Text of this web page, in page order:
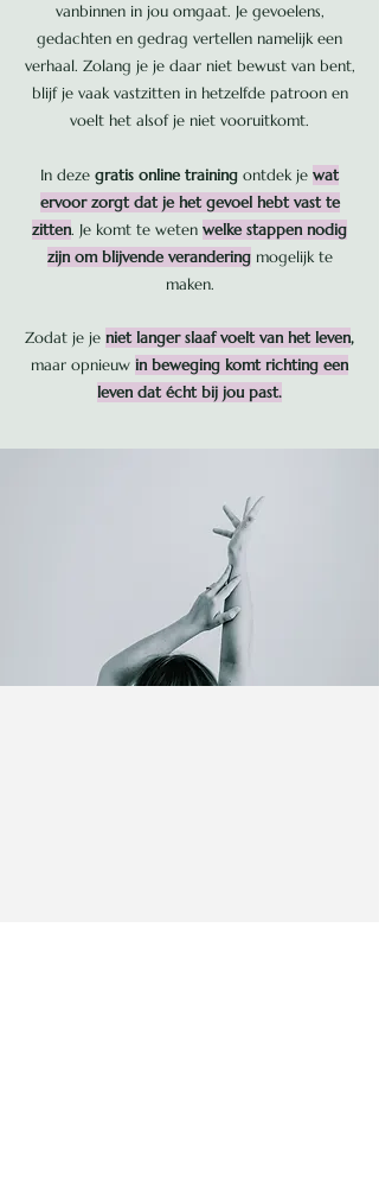
vanbinnen in jou omgaat. Je gevoelens,
gedachten en gedrag vertellen namelijk een
verhaal. Zolang je je daar niet bewust van bent,
blijf je vaak vastzitten in hetzelfde patroon en
voelt het alsof je niet vooruitkomt.
In deze gratis online training ontdek je wat
ervoor zorgt dat je het gevoel hebt vast te
zitten. Je komt te weten welke stappen nodig
zijn om blijvende veranderingmogelijk te
maken.
Zodat je je niet langer slaaf voelt van het leven,
maar opnieuw in beweging komt richting een
leven dat écht bij jou past.